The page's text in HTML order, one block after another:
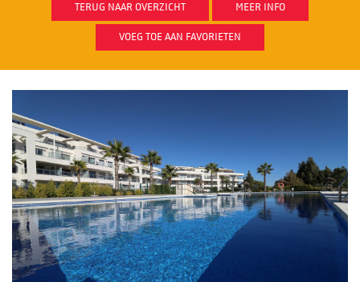
TERUG NAAR OVERZICHT MEER INFO
VOEG TOE AAN FAVORIETEN